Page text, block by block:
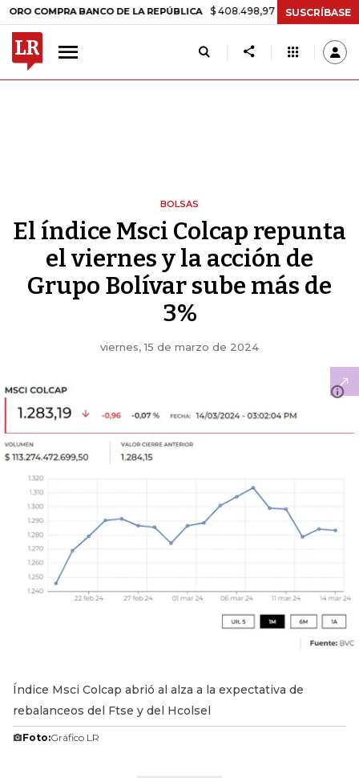
BANCO DE LA REPÚBLICA $ 408.498,97 +$ 8.753,81 +2,19%
SUSCRÍBASE
BOLSAS
El índice Msci Colcap repunta
el viernes y la acción de
Grupo Bolívar sube más de
3%
viernes, 15 de marzo de 2024
Índice Msci Colcap abrió al alza a la expectativa de
rebalanceos del Ftse y del Hcolsel
Foto:Gráfico LR